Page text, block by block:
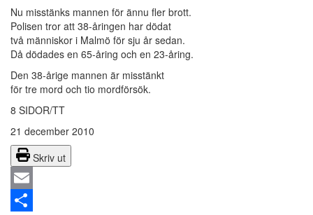
Nu misstänks mannen för ännu fler brott.
Polisen tror att 38-åringen har dödat
två människor i Malmö för sju år sedan.
Då dödades en 65-åring och en 23-åring.
Den 38-årige mannen är misstänkt
för tre mord och tio mordförsök.
8 SIDOR/TT
21 december 2010
Skriv ut
Email